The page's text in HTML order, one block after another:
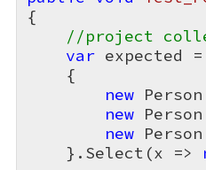
{
//project
var expected =
    {
new
new
new
    }.Select(x =>